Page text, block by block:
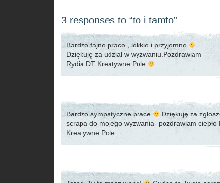
3 responses to “to i tamto”
Bardzo fajne prace , lekkie i przyjemne
Dziękuję za udział w wyzwaniu.Pozdrawiam
Rydia DT Kreatywne Pole
Bardzo sympatyczne prace
Dziękuję za
scrapa do mojego wyzwania- pozdrawiam ciepło
Kreatywne Pole